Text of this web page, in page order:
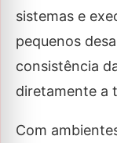
sistemas e
pequenos
consistência
diretamente a
Com